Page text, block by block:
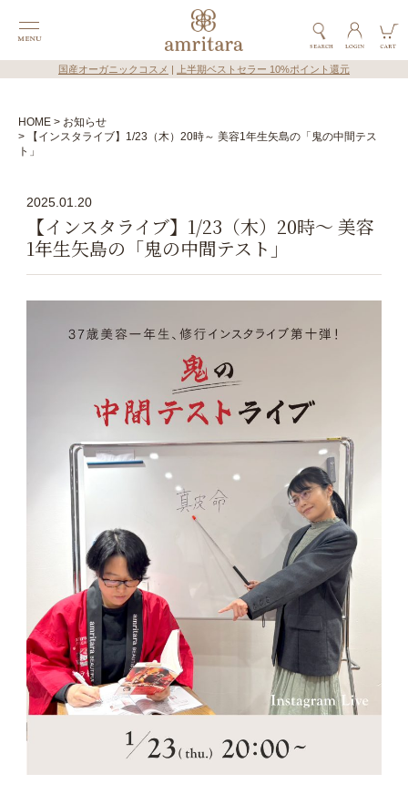
国産オーガニックコスメ 上半期ベストセラー 10%ポイント還元
HOME
お知らせ
【インスタライブ】1/23（木）20時～ 美容1年生矢島の「鬼の中間テス
ト」
2025.01.20
【インスタライブ】1/23（木）20時～ 美容
1年生矢島の「鬼の中間テスト」